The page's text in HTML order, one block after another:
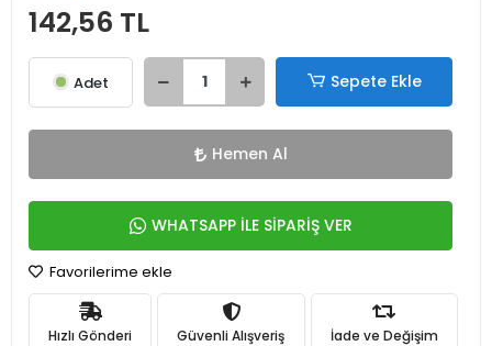
142,56 TL
Adet Sepete Ekle
Hemen Al
WHATSAPP İLE SİPARİŞ VER
Favorilerime ekle
Hızlı Gönderi Güvenli Alışveriş İade ve Değişim